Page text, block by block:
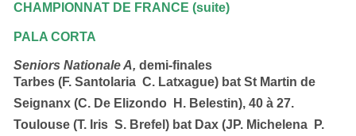
CHAMPIONNAT DE FRANCE (suite)
PALA CORTA
Seniors Nationale A, demi-finales
Tarbes (F. Santolaria  C. Latxague) batSt Martin de
Seignanx (C. De Elizondo  H. Belestin),40 à 27.
Toulouse (T. Iris  S. Brefel) bat Dax (JP. Michelena  P.